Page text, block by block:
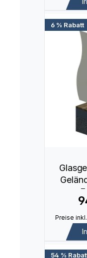
6 % Rabatt
Preise
54 %